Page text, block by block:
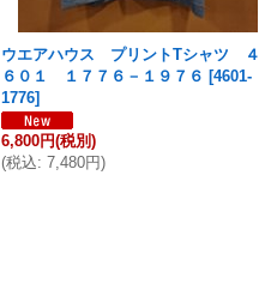
ウエアハウス プリントTシャツ ４
６０１ １７７６－１９７６ [4601-
1776]
6,800円(税別)
(税込: 7,480円)